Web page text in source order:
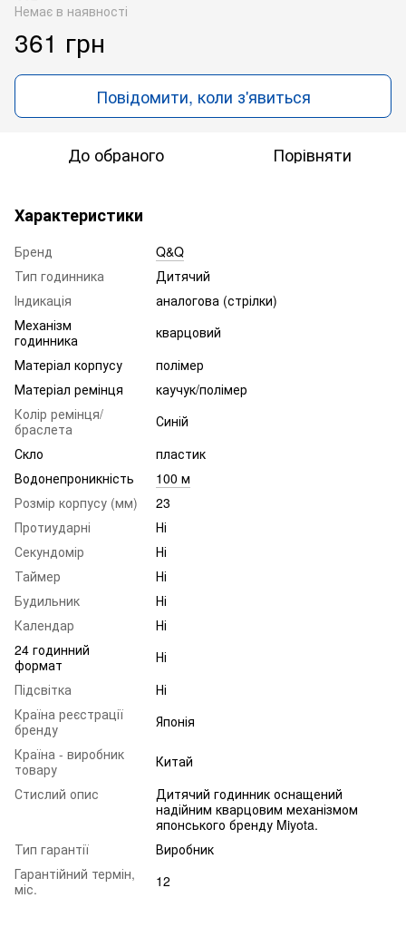
Немає в наявності
361 грн
Повідомити, коли з'явиться
До обраного Порівняти
Характеристики
Бренд
Q&Q
Тип годинника
Дитячий
Індикація
аналогова (стрілки)
Механізм
годинника
кварцовий
Матеріал корпусу
полімер
Матеріал ремінця
каучук/полімер
Колір ремінця/
браслета
Синій
Скло
пластик
Водонепроникність
100 м
Розмір корпусу (мм)
23
Протиударні
Ні
Секундомір
Ні
Таймер
Ні
Будильник
Ні
Календар
Ні
24 годинний
формат
Ні
Підсвітка
Ні
Країна реєстрації
бренду
Японія
Країна - виробник
товару
Китай
Стислий опис
Дитячий годинник оснащений
надійним кварцовим механізмом
японського бренду Miyota.
Тип гарантії
Виробник
Гарантійний термін,
міс.
12